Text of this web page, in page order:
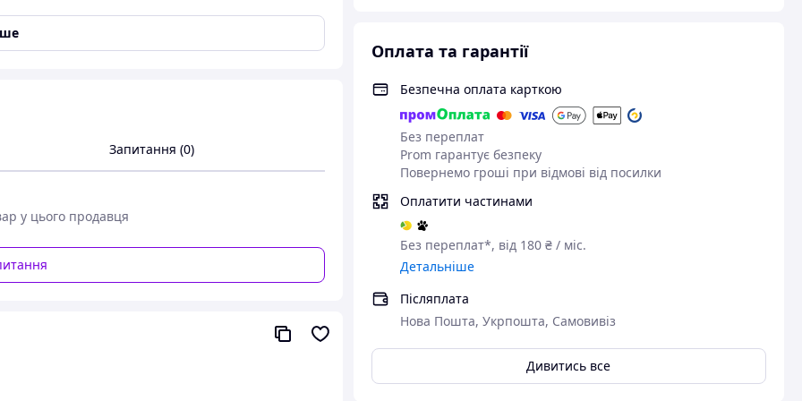
Оплата та гарантії
Безпечна оплата карткою
Без переплат
Prom гарантує безпеку
Повернемо гроші при відмові від посилки
Оплатити частинами
Без переплат*, від 180 ₴ / міс.
Детальніше
Післяплата
Нова Пошта, Укрпошта, Самовивіз
Дивитись все
дитини
і функціональний простір для активних ігор та
Запитання (0)
у цього продавця